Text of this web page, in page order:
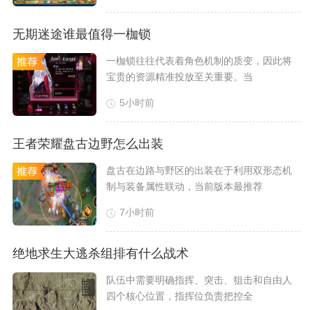
无期迷途谁最值得一枷锁
​一枷锁往往代表着角色机制的质变，因此将
宝贵的资源精准投放至关重要。当
5小时前
王者荣耀盘古边野怎么出装
盘古在边路与野区的出装在于利用双形态机
制与装备属性联动，当前版本最推荐
7小时前
绝地求生大逃杀组排有什么战术
​队伍中需要明确指挥、突击、狙击和自由人
四个核心位置，指挥位负责把控全